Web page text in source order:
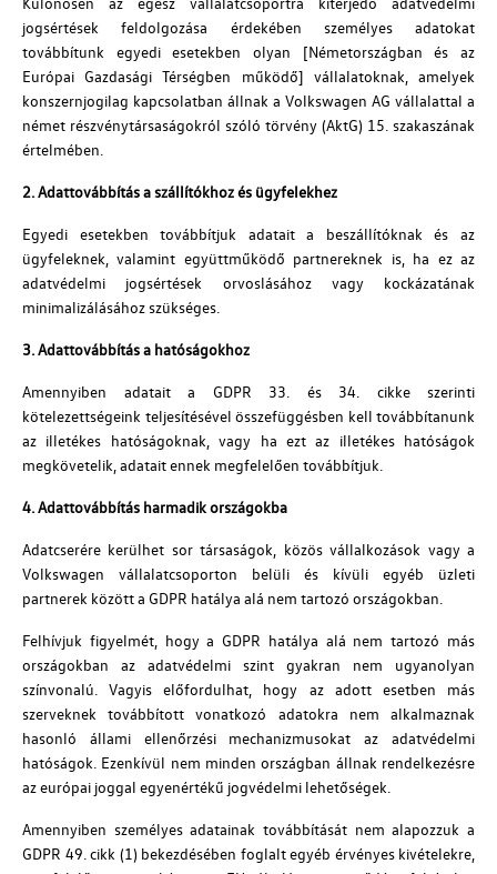
jogsértések feldolgozása érdekében személyes adatokat
továbbítunk egyedi esetekben olyan [Németországban és az
Európai Gazdasági Térségben működő] vállalatoknak, amelyek
konszernjogilag kapcsolatban állnak a Volkswagen AG vállalattal a
német részvénytársaságokról szóló törvény (AktG) 15. szakaszának
értelmében.
2. Adattovábbítás a szállítókhoz és ügyfelekhez
Egyedi esetekben továbbítjuk adatait a beszállítóknak és az
ügyfeleknek, valamint együttműködő partnereknek is, ha ez az
adatvédelmi jogsértések orvoslásához vagy kockázatának
minimalizálásához szükséges.
3. Adattovábbítás a hatóságokhoz
Amennyiben adatait a GDPR 33. és 34. cikke szerinti
kötelezettségeink teljesítésével összefüggésben kell továbbítanunk
az illetékes hatóságoknak, vagy ha ezt az illetékes hatóságok
megkövetelik, adatait ennek megfelelően továbbítjuk.
4. Adattovábbítás harmadik országokba
Adatcserére kerülhet sor társaságok, közös vállalkozások vagy a
Volkswagen vállalatcsoporton belüli és kívüli egyéb üzleti
partnerek között a GDPR hatálya alá nem tartozó országokban.
Felhívjuk figyelmét, hogy a GDPR hatálya alá nem tartozó más
országokban az adatvédelmi szint gyakran nem ugyanolyan
színvonalú. Vagyis előfordulhat, hogy az adott esetben más
szerveknek továbbított vonatkozó adatokra nem alkalmaznak
hasonló állami ellenőrzési mechanizmusokat az adatvédelmi
hatóságok. Ezenkívül nem minden országban állnak rendelkezésre
az európai joggal egyenértékű jogvédelmi lehetőségek.
Amennyiben személyes adatainak továbbítását nem alapozzuk a
GDPR 49. cikk (1) bekezdésében foglalt egyéb érvényes kivételekre,